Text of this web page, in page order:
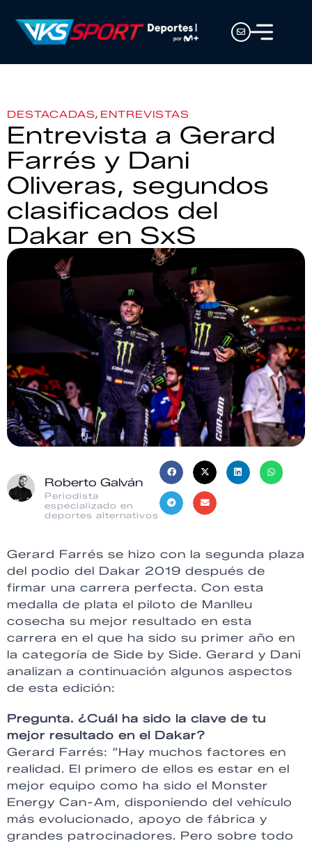
DESTACADAS, ENTREVISTAS
Entrevista a Gerard
Farrés y Dani
Oliveras, segundos
clasificados del
Dakar en SxS
Roberto Galván
Periodista
especializado en
deportes alternativos
Gerard Farrés se hizo con la segunda plaza
del podio del Dakar 2019 después de
firmar una carrera perfecta. Con esta
medalla de plata el piloto de Manlleu
cosecha su mejor resultado en esta
carrera en el que ha sido su primer año en
la categoría de Side by Side. Gerard y Dani
analizan a continuación algunos aspectos
de esta edición:
Pregunta. ¿Cuál ha sido la clave de tu
mejor resultado en el Dakar?
Gerard Farrés: “Hay muchos factores en
realidad. El primero de ellos es estar en el
mejor equipo como ha sido el Monster
Energy Can-Am, disponiendo del vehículo
más evolucionado, apoyo de fábrica y
grandes patrocinadores. Pero sobre todo